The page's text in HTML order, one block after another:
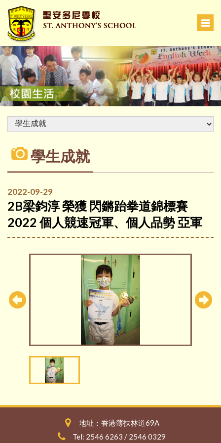
學生成就
2022-09-29
2B梁鈞淳 榮獲 閃鏘跆拳道錦標賽
2022 個人競速冠軍、個人品勢 亞軍
地址：香港薄扶林道69A
Tel: 2546 6263 / 2546 0329